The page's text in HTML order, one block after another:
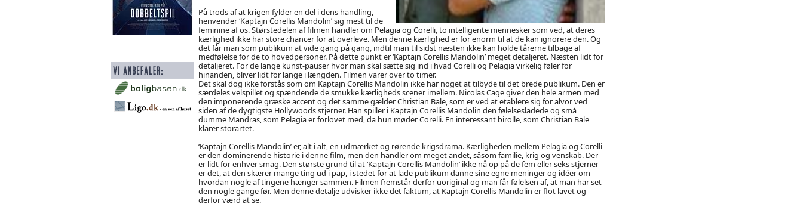
På trods af at krigen fylder en del i dens handling,
henvender ‘Kaptajn Corellis Mandolin’ sig mest til de
feminine af os. Størstedelen af filmen handler om Pelagia og Corelli, to intelligente mennesker som ved, at deres
kærlighed ikke har store chancer for at overleve. Men denne kærlighed er for enorm til at de kan ignorere den. Og
det får man som publikum at vide gang på gang, indtil man til sidst næsten ikke kan holde tårerne tilbage af
medfølelse for de to hovedpersoner. På dette punkt er ‘Kaptajn Corellis Mandolin’ meget detaljeret. Næsten lidt for
detaljeret. For de lange kunst-pauser hvor man skal sætte sig ind i hvad Corelli og Pelagia virkelig føler for
hinanden, bliver lidt for lange i længden. Filmen varer over to timer.
Det skal dog ikke forstås som om Kaptajn Corellis Mandolin ikke har noget at tilbyde til det brede publikum. Den er
særdeles velspillet og spændende de smukke kærligheds scener imellem. Nicolas Cage giver den hele armen med
den imponerende græske accent og det samme gælder Christian Bale, som er ved at etablere sig for alvor ved
siden af de dygtigste Hollywoods stjerner. Han spiller i Kaptajn Corellis Mandolin den følelsesladede og små
dumme Mandras, som Pelagia er forlovet med, da hun møder Corelli. En interessant birolle, som Christian Bale
klarer storartet.
‘Kaptajn Corellis Mandolin’ er, alt i alt, en udmærket og rørende krigsdrama. Kærligheden mellem Pelagia og Corelli
er den dominerende historie i denne film, men den handler om meget andet, såsom familie, krig og venskab. Der
er lidt for enhver smag. Den største grund til at ‘Kaptajn Corellis Mandolin’ ikke nå op på de fem eller seks stjerner
er det, at den skærer mange ting ud i pap, i stedet for at lade publikum danne sine egne meninger og idéer om
hvordan nogle af tingene hænger sammen. Filmen fremstår derfor uoriginal og man får følelsen af, at man har set
den nogle gange før. Men denne detalje udvisker ikke det faktum, at Kaptajn Corellis Mandolin er flot lavet og
derfor værd at se.